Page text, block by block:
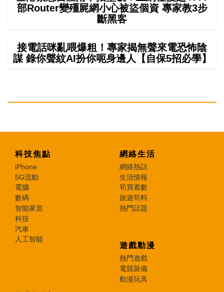
部Router變殭屍網小心被盜個資 專家教3步
斷黑客
接電話咪亂喂爆粗！專家揭無聲來電恐怖陰
謀 錄你聲紋AI扮你呃身邊人【自保5招必學】
科技焦點
iPhone
5G流動
電腦
數碼
智能家居
科技
汽車
人工智能
網絡生活
網絡熱話
生活情報
筍買着數
旅遊筍料
熱門話題
遊戲動漫
熱門遊戲
電競裝備
動漫玩具